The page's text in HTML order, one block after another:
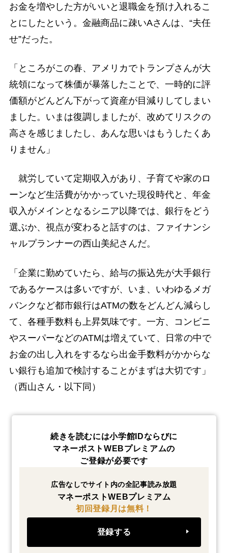
お金を増やした方がいいと退職金を預け入れるこ
とにしたという。金融商品に疎いAさんは、“夫任
せ”だった。
「ところがこの春、アメリカでトランプさんが大
統領になって株価が暴落したことで、一時的に評
価額がどんどん下がって資産が目減りしてしまい
ました。いまは復調しましたが、改めてリスクの
高さを感じましたし、あんな思いはもうしたくあ
りません」
就労していて定期収入があり、子育てや家のロ
ーンなど生活費がかかっていた現役時代と、年金
収入がメインとなるシニア以降では、銀行をどう
選ぶか、視点が変わると話すのは、ファイナンシ
ャルプランナーの西山美紀さんだ。
「企業に勤めていたら、給与の振込先が大手銀行
であるケースは多いですが、いま、いわゆるメガ
バンクなど都市銀行はATMの数をどんどん減らし
て、各種手数料も上昇気味です。一方、コンビニ
やスーパーなどのATMは増えていて、日常の中で
お金の出し入れをするなら出金手数料がかからな
い銀行も追加で検討することがまずは大切です」
（西山さん・以下同）
続きを読むには小学館IDならびに
マネーポストWEBプレミアムの
ご登録が必要です
広告なしでサイト内の全記事読み放題
マネーポストWEBプレミアム
初回登録月は無料！
登録する